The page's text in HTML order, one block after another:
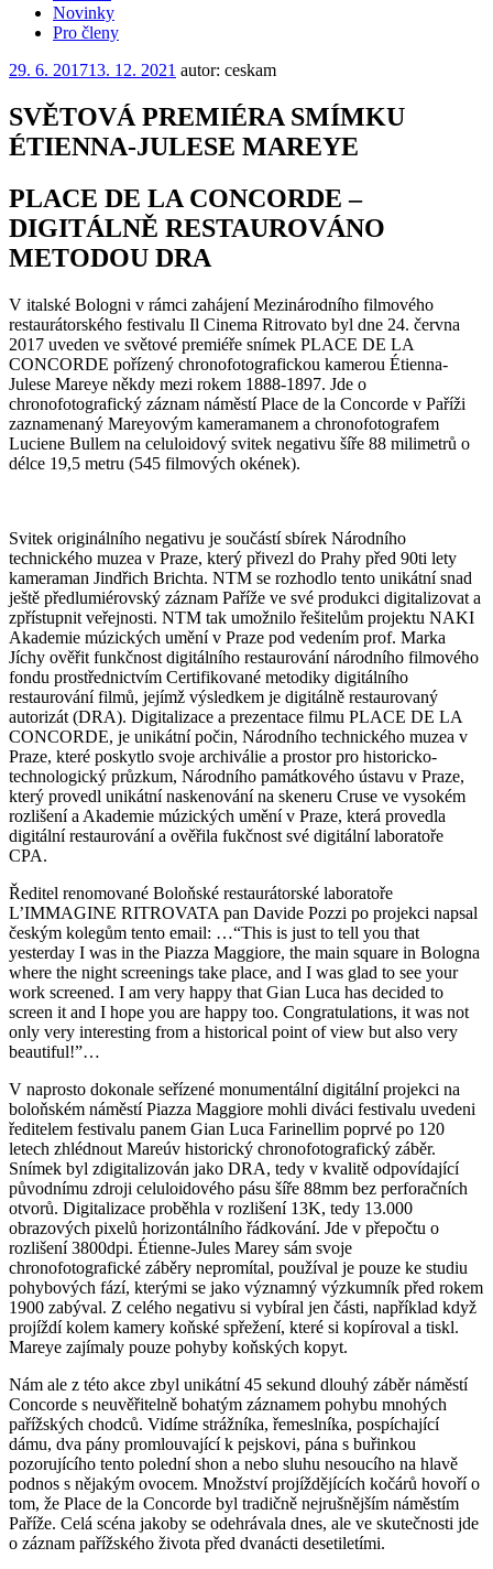
Novinky
Pro členy
Publikováno
29. 6. 201713. 12. 2021 autor: ceskam
SVĚTOVÁ PREMIÉRA SMÍMKU
ÉTIENNA-JULESE MAREYE
PLACE DE LA CONCORDE –
DIGITÁLNĚ RESTAUROVÁNO
METODOU DRA
V italské Bologni v rámci zahájení Mezinárodního filmového
restaurátorského festivalu Il Cinema Ritrovato byl dne 24. června
2017 uveden ve světové premiéře snímek PLACE DE LA
CONCORDE pořízený chronofotografickou kamerou Étienna-
Julese Mareye někdy mezi rokem 1888-1897. Jde o
chronofotografický záznam náměstí Place de la Concorde v Paříži
zaznamenaný Mareyovým kameramanem a chronofotografem
Luciene Bullem na celuloidový svitek negativu šíře 88 milimetrů o
délce 19,5 metru (545 filmových okének).
Svitek originálního negativu je součástí sbírek Národního
technického muzea v Praze, který přivezl do Prahy před 90ti lety
kameraman Jindřich Brichta. NTM se rozhodlo tento unikátní snad
ještě předlumiérovský záznam Paříže ve své produkci digitalizovat a
zpřístupnit veřejnosti. NTM tak umožnilo řešitelům projektu NAKI
Akademie múzických umění v Praze pod vedením prof. Marka
Jíchy ověřit funkčnost digitálního restaurování národního filmového
fondu prostřednictvím Certifikované metodiky digitálního
restaurování filmů, jejímž výsledkem je digitálně restaurovaný
autorizát (DRA). Digitalizace a prezentace filmu PLACE DE LA
CONCORDE, je unikátní počin, Národního technického muzea v
Praze, které poskytlo svoje archiválie a prostor pro historicko-
technologický průzkum, Národního památkového ústavu v Praze,
který provedl unikátní naskenování na skeneru Cruse ve vysokém
rozlišení a Akademie múzických umění v Praze, která provedla
digitální restaurování a ověřila fukčnost své digitální laboratoře
CPA.
Ředitel renomované Boloňské restaurátorské laboratoře
L’IMMAGINE RITROVATA pan Davide Pozzi po projekci napsal
českým kolegům tento email: …“This is just to tell you that
yesterday I was in the Piazza Maggiore, the main square in Bologna
where the night screenings take place, and I was glad to see your
work screened. I am very happy that Gian Luca has decided to
screen it and I hope you are happy too. Congratulations, it was not
only very interesting from a historical point of view but also very
beautiful!”…
V naprosto dokonale seřízené monumentální digitální projekci na
boloňském náměstí Piazza Maggiore mohli diváci festivalu uvedeni
ředitelem festivalu panem Gian Luca Farinellim poprvé po 120
letech zhlédnout Mareúv historický chronofotografický záběr.
Snímek byl zdigitalizován jako DRA, tedy v kvalitě odpovídající
původnímu zdroji celuloidového pásu šíře 88mm bez perforačních
otvorů. Digitalizace proběhla v rozlišení 13K, tedy 13.000
obrazových pixelů horizontálního řádkování. Jde v přepočtu o
rozlišení 3800dpi. Étienne-Jules Marey sám svoje
chronofotografické záběry nepromítal, používal je pouze ke studiu
pohybových fází, kterými se jako významný výzkumník před rokem
1900 zabýval. Z celého negativu si vybíral jen části, například když
projíždí kolem kamery koňské spřežení, které si kopíroval a tiskl.
Mareye zajímaly pouze pohyby koňských kopyt.
Nám ale z této akce zbyl unikátní 45 sekund dlouhý záběr náměstí
Concorde s neuvěřitelně bohatým záznamem pohybu mnohých
pařížských chodců. Vidíme strážníka, řemeslníka, pospíchající
dámu, dva pány promlouvající k pejskovi, pána s buřinkou
pozorujícího tento polední shon a nebo sluhu nesoucího na hlavě
podnos s nějakým ovocem. Množství projíždějících kočárů hovoří o
tom, že Place de la Concorde byl tradičně nejrušnějším náměstím
Paříže. Celá scéna jakoby se odehrávala dnes, ale ve skutečnosti jde
o záznam pařížského života před dvanácti desetiletími.